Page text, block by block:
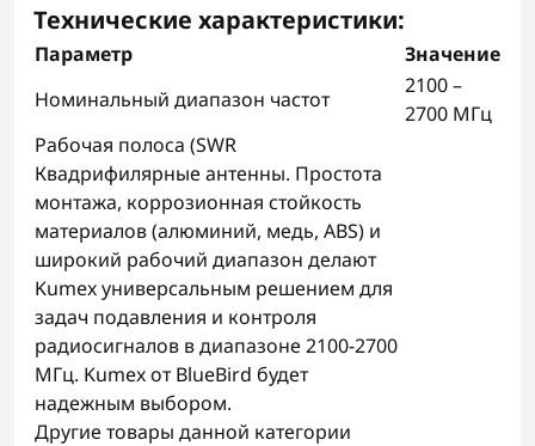
Технические характеристики:
Параметр
Значение
Номинальный диапазон частот
2100 –
2700 МГц
Рабочая полоса (SWR
Квадрифилярные антенны. Простота
монтажа, коррозионная стойкость
материалов (алюминий, медь, ABS) и
широкий рабочий диапазон делают
Kumex универсальным решением для
задач подавления и контроля
радиосигналов в диапазоне 2100-2700
МГц. Kumex от BlueBird будет
надежным выбором.
Другие товары данной категории